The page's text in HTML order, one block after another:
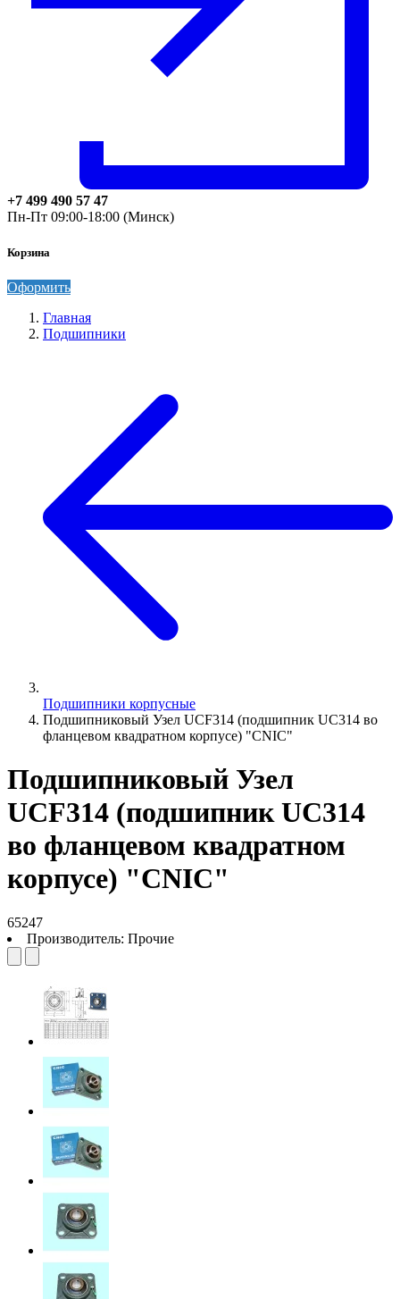
+7 499 490 57 47
Пн-Пт 09:00-18:00 (Минск)
Корзина
Оформить
Главная
Подшипники
Подшипники корпусные
Подшипниковый Узел UCF314 (подшипник UC314 во
фланцевом квадратном корпусе) "CNIC"
Подшипниковый Узел
UCF314 (подшипник UC314
во фланцевом квадратном
корпусе) "CNIC"
65247
Производитель: Прочие